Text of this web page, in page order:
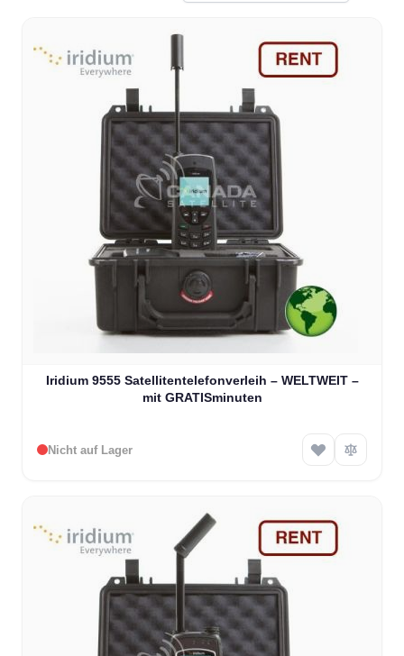
Iridium 9555 Satellitentelefonverleih – WELTWEIT –
mit GRATISminuten
Nicht auf Lager